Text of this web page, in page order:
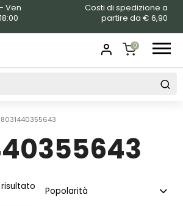
Ven
Costi di spedizione a
partire da € 6,90
0
SHOPPING
risultato